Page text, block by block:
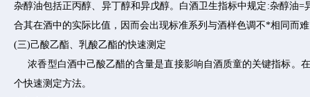
杂醇油包括正丙醇、异丁醇和异戊醇。白酒卫生指标中规定:杂醇油
合其在酒中的实际比值，因而会出现标准系列与酒样色调不*相同而
(三)己酸乙酯、乳酸乙酯的快速测定
浓香型白酒中己酸乙醋的含量是直接影响自酒质童的关键指标。
个快速测定方法。